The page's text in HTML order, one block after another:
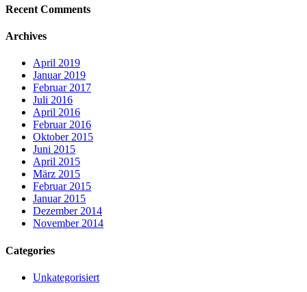
Recent Comments
Archives
April 2019
Januar 2019
Februar 2017
Juli 2016
April 2016
Februar 2016
Oktober 2015
Juni 2015
April 2015
März 2015
Februar 2015
Januar 2015
Dezember 2014
November 2014
Categories
Unkategorisiert